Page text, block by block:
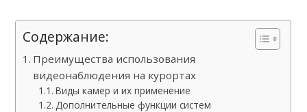
Содержание:
Преимущества использования
видеонаблюдения на курортах
Виды камер и их применение
Дополнительные функции систем